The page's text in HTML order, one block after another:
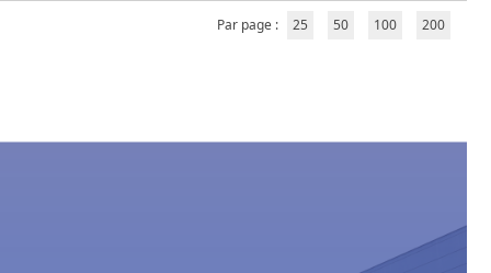
Par page : 25 50 100 200